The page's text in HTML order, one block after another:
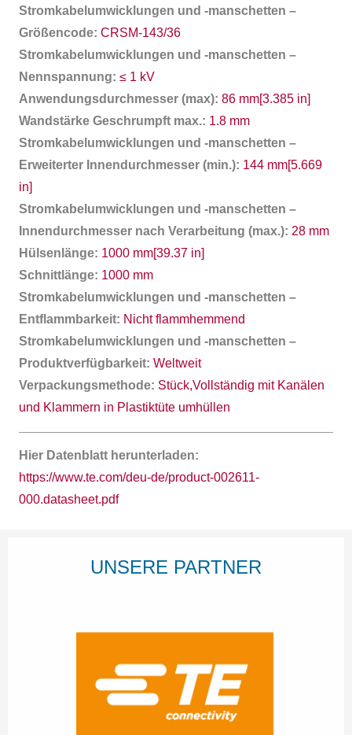
Stromkabelumwicklungen und -manschetten –
Größencode: CRSM-143/36
Stromkabelumwicklungen und -manschetten –
Nennspannung: ≤ 1 kV
Anwendungsdurchmesser (max): 86 mm[3.385 in]
Wandstärke Geschrumpft max.: 1.8 mm
Stromkabelumwicklungen und -manschetten –
Erweiterter Innendurchmesser (min.): 144 mm[5.669
in]
Stromkabelumwicklungen und -manschetten –
Innendurchmesser nach Verarbeitung (max.): 28 mm
Hülsenlänge: 1000 mm[39.37 in]
Schnittlänge: 1000 mm
Stromkabelumwicklungen und -manschetten –
Entflammbarkeit: Nicht flammhemmend
Stromkabelumwicklungen und -manschetten –
Produktverfügbarkeit: Weltweit
Verpackungsmethode: Stück,Vollständig mit Kanälen
und Klammern in Plastiktüte umhüllen
Hier Datenblatt herunterladen:
https://www.te.com/deu-de/product-002611-
000.datasheet.pdf
UNSERE PARTNER